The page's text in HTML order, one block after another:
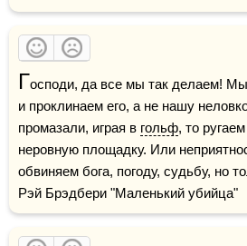
Господи, да все мы так делаем!
и проклинаем его, а не нашу
промазали, играя в гольф, то
неровную площадку. Или
обвиняем бога, погоду, судьбу, но
Рэй Брэдбери "Маленький убийца"